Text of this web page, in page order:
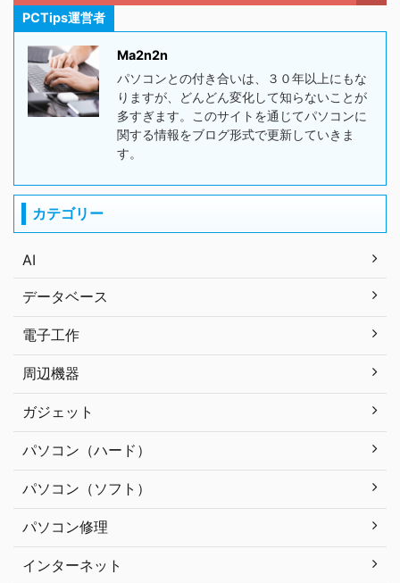
PCTips運営者
Ma2n2n
パソコンとの付き合いは、３０年以上にもな
りますが、どんどん変化して知らないことが
多すぎます。このサイトを通じてパソコンに
関する情報をブログ形式で更新していきま
す。
カテゴリー
AI
データベース
電子工作
周辺機器
ガジェット
パソコン（ハード）
パソコン（ソフト）
パソコン修理
インターネット